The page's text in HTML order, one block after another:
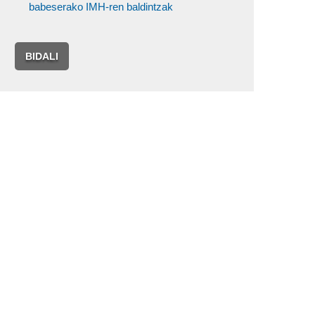
babeserako IMH-ren baldintzak
BIDALI